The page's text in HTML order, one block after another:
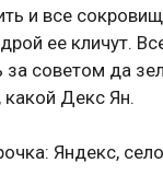
и все
ее кличут.
за советом да
какой Декс Ян.
Яндекс,